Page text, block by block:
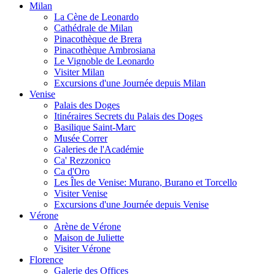
Milan
La Cène de Leonardo
Cathédrale de Milan
Pinacothèque de Brera
Pinacothèque Ambrosiana
Le Vignoble de Leonardo
Visiter Milan
Excursions d'une Journée depuis Milan
Venise
Palais des Doges
Itinéraires Secrets du Palais des Doges
Basilique Saint-Marc
Musée Correr
Galeries de l'Académie
Ca' Rezzonico
Ca d'Oro
Les Îles de Venise: Murano, Burano et Torcello
Visiter Venise
Excursions d'une Journée depuis Venise
Vérone
Arène de Vérone
Maison de Juliette
Visiter Vérone
Florence
Galerie des Offices